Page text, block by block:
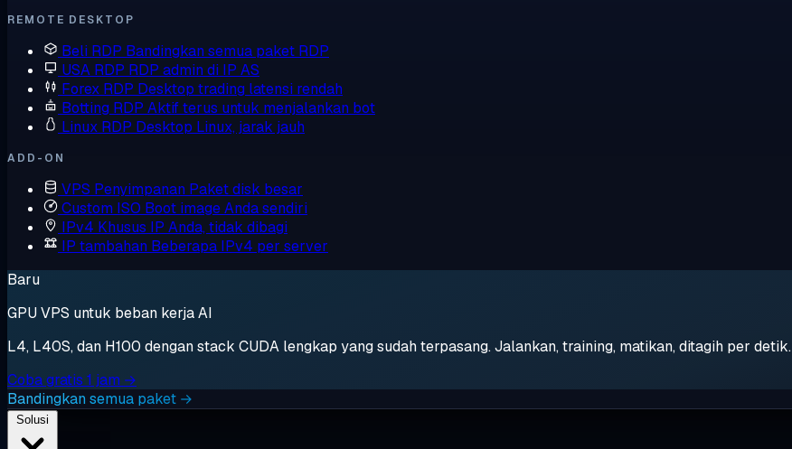
REMOTE DESKTOP
Beli RDP Bandingkan semua paket RDP
USA RDP RDP admin di IP AS
Forex RDP Desktop trading latensi rendah
Botting RDP Aktif terus untuk menjalankan bot
Linux RDP Desktop Linux, jarak jauh
ADD-ON
VPS Penyimpanan Paket disk besar
Custom ISO Boot image Anda sendiri
IPv4 Khusus IP Anda, tidak dibagi
IP tambahan Beberapa IPv4 per server
Baru
GPU VPS untuk beban kerja AI
L4, L40S, dan H100 dengan stack CUDA lengkap yang sudah terpasang. Jalankan, training, matikan, ditagih per detik.
Coba gratis 1 jam →
Bandingkan semua paket →